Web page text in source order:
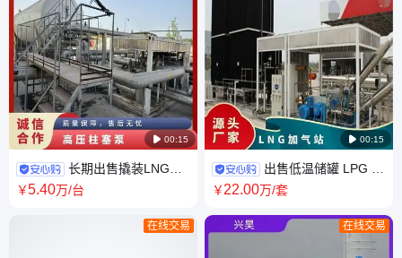
 00:15
长期出售撬装LNG加
气站 lng低温高压柱塞泵 规格
￥5.40万/台
在线交易
 00:15
出售低温储罐 LPG 氧
氮氩 贮罐 LNG加气站 浸没式
￥22.00万/套
在线交易